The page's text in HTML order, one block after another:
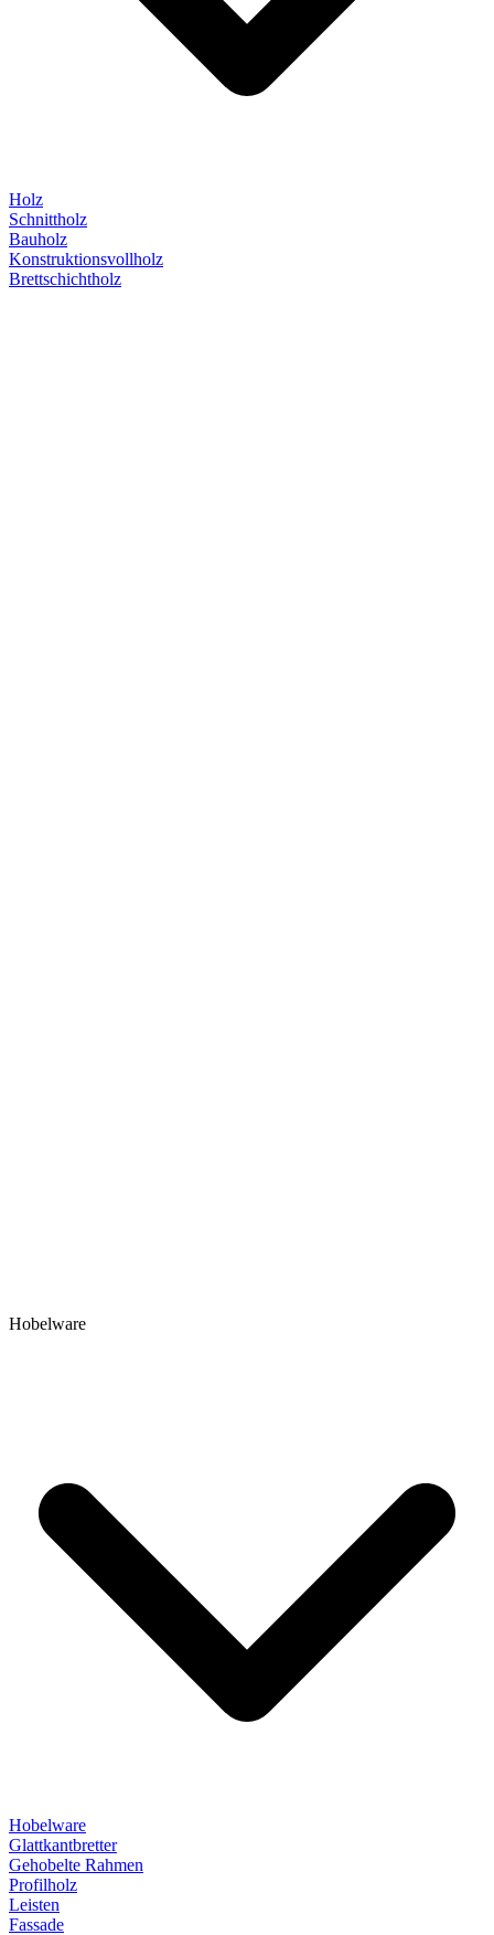
Holz
Schnittholz
Bauholz
Konstruktionsvollholz
Brettschichtholz
Hobelware
Hobelware
Glattkantbretter
Gehobelte Rahmen
Profilholz
Leisten
Fassade